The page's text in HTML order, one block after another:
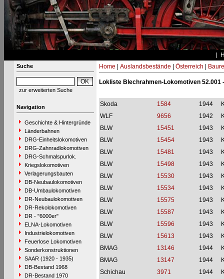
Suche
zur erweiterten Suche
Navigation
Geschichte & Hintergründe
Länderbahnen
DRG-Einheitslokomotiven
DRG-Zahnradlokomotiven
DRG-Schmalspurlok.
Kriegslokomotiven
Verlagerungsbauten
DB-Neubaulokomotiven
DB-Umbaulokomotiven
DR-Neubaulokomotiven
DR-Rekolokomotiven
DR - "6000er"
ELNA-Lokomotiven
Industrielokomotiven
Feuerlose Lokomotiven
Sonderkonstruktionen
SAAR (1920 - 1935)
DB-Bestand 1968
DR-Bestand 1970
Home Auslandsbestände Österreich
Lokliste Blechrahmen-Lokomotiven 52.001
Skoda 1584 1944
WLF
9656 1942
BLW
15451 1943
BLW
15454 1943
BLW
15481 1943
BLW
15498 1943
BLW
15530 1943
BLW
15534 1943
BLW
15575 1943
BLW
15587 1943
BLW
15596 1943
BLW
15613 1943
BMAG
13146 1944
BMAG
13147 1944
Schichau
3971 1944